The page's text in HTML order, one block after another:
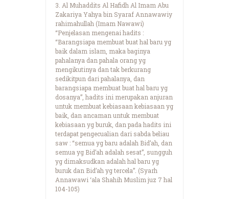
3. Al Muhaddits Al Hafidh Al Imam Abu
Zakariya Yahya bin Syaraf Annawawiy
rahimahullah (Imam Nawawi)
“Penjelasan mengenai hadits :
“Barangsiapa membuat buat hal baru yg
baik dalam islam, maka baginya
pahalanya dan pahala orang yg
mengikutinya dan tak berkurang
sedikitpun dari pahalanya, dan
barangsiapa membuat buat hal baru yg
dosanya”, hadits ini merupakan anjuran
untuk membuat kebiasaan kebiasaan yg
baik, dan ancaman untuk membuat
kebiasaan yg buruk, dan pada hadits ini
terdapat pengecualian dari sabda beliau
saw : “semua yg baru adalah Bid’ah, dan
semua yg Bid’ah adalah sesat”, sungguh
yg dimaksudkan adalah hal baru yg
buruk dan Bid’ah yg tercela”. (Syarh
Annawawi ‘ala Shahih Muslim juz 7 hal
104-105)